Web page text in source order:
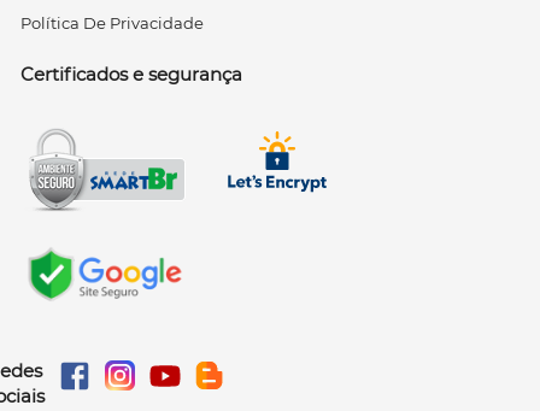
Política De Privacidade
Certificados e segurança